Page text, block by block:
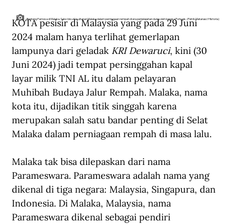
Benteng Famosa di Malaka. Saksi bisu Kesultanan Malaka dalam perniagaan rempah di era penjelajahan dunia oleh bangsa Portugis. (Petrik Matanasi/Historia)
KOTA pesisir di Malaysia yang pada 29 Juni
2024 malam hanya terlihat gemerlapan
lampunya dari geladak KRI Dewaruci, kini (30
Juni 2024) jadi tempat persinggahan kapal
layar milik TNI AL itu dalam pelayaran
Muhibah Budaya Jalur Rempah. Malaka, nama
kota itu, dijadikan titik singgah karena
merupakan salah satu bandar penting di Selat
Malaka dalam perniagaan rempah di masa lalu.
Malaka tak bisa dilepaskan dari nama
Parameswara. Parameswara adalah nama yang
dikenal di tiga negara: Malaysia, Singapura, dan
Indonesia. Di Malaka, Malaysia, nama
Parameswara dikenal sebagai pendiri